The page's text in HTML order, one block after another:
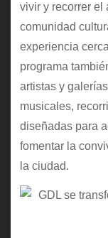
vivir y recorrer el
comunidad
experiencia
programa
artistas y
musicales,
diseñadas para
fomentar la
la ciudad.